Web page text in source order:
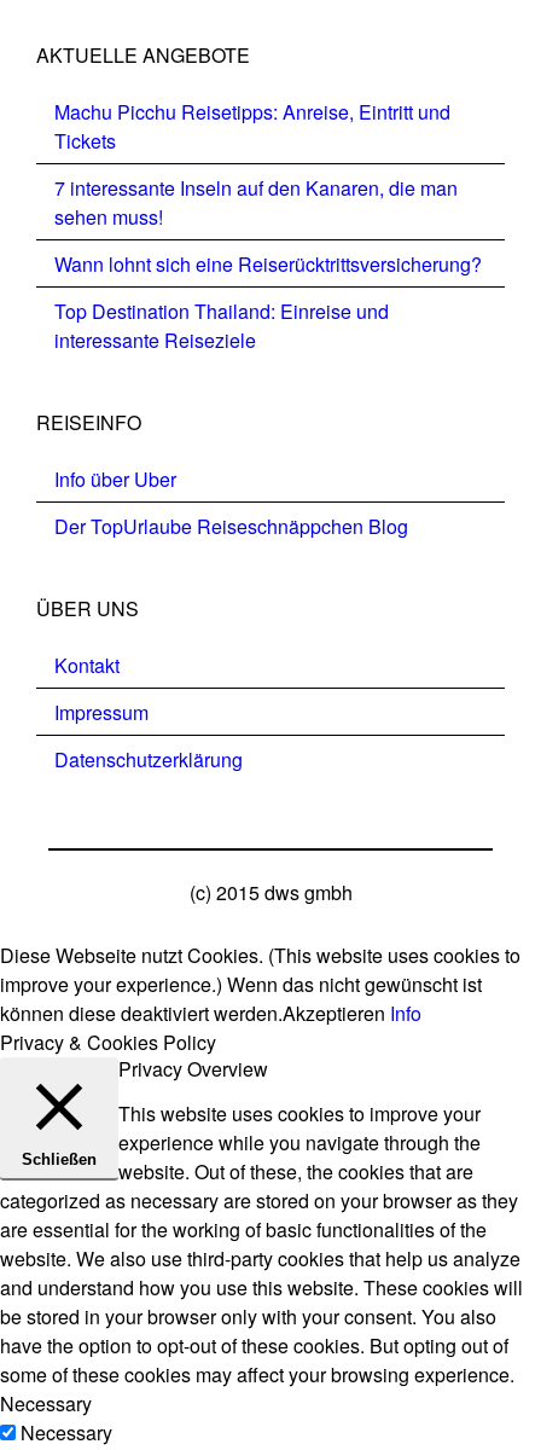
AKTUELLE ANGEBOTE
Machu Picchu Reisetipps: Anreise, Eintritt und
Tickets
7 interessante Inseln auf den Kanaren, die man
sehen muss!
Wann lohnt sich eine Reiserücktrittsversicherung?
Top Destination Thailand: Einreise und
interessante Reiseziele
REISEINFO
Info über Uber
Der TopUrlaube Reiseschnäppchen Blog
ÜBER UNS
Kontakt
Impressum
Datenschutzerklärung
(c) 2015 dws gmbh
Diese Webseite nutzt Cookies. (This website uses cookies to
improve your experience.) Wenn das nicht gewünscht ist
können diese deaktiviert werden.Akzeptieren Info
Privacy & Cookies Policy
Schließen
Privacy Overview
This website uses cookies to improve your
experience while you navigate through the
website. Out of these, the cookies that are
categorized as necessary are stored on your browser as they
are essential for the working of basic functionalities of the
website. We also use third-party cookies that help us analyze
and understand how you use this website. These cookies will
be stored in your browser only with your consent. You also
have the option to opt-out of these cookies. But opting out of
some of these cookies may affect your browsing experience.
Necessary
Necessary